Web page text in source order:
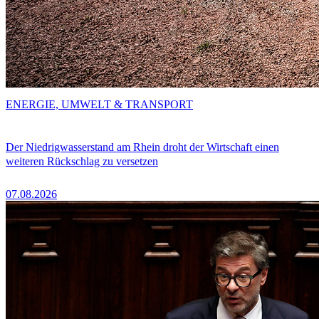
Der Niedrigwasserstand am Rhein droht der Wirtschaft einen
weiteren Rückschlag zu versetzen
07.08.2026
ENERGIE, UMWELT & TRANSPORT